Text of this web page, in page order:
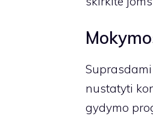
nustatyti
gydymo